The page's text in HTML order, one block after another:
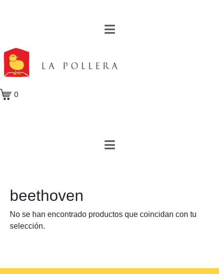
0
beethoven
No se han encontrado productos que coincidan con tu
selección.